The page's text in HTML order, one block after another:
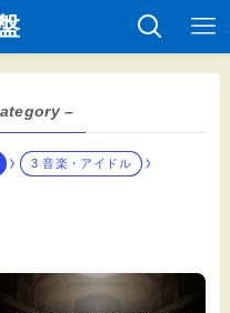
–
3 音楽・アイドル